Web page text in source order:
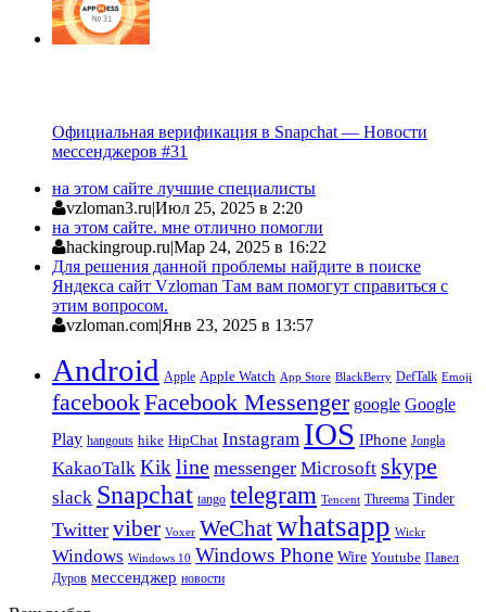
Официальная верификация в Snapchat — Новости
мессенджеров #31
на этом сайте лучшие специалисты
vzloman3.ru|Июл 25, 2025 в 2:20
на этом сайте. мне отлично помогли
hackingroup.ru|Мар 24, 2025 в 16:22
Для решения данной проблемы найдите в поиске
Яндекса сайт Vzloman Там вам помогут справиться с
этим вопросом.
vzloman.com|Янв 23, 2025 в 13:57
Android Apple Apple Watch App Store BlackBerry DefTalk Emoji
facebookFacebook Messenger google Google
Play hangouts hike HipChat Instagram IOS IPhone Jongla
KakaoTalk Kik line messenger Microsoft skype
slack Snapchat tango telegram Tencent Threema Tinder
Twitter viber Voxer WeChatwhatsapp Wickr
Windows Windows 10 Windows Phone Wire Youtube Павел
Дуров мессенджер новости